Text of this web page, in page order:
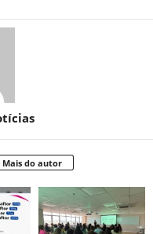
Mais do autor